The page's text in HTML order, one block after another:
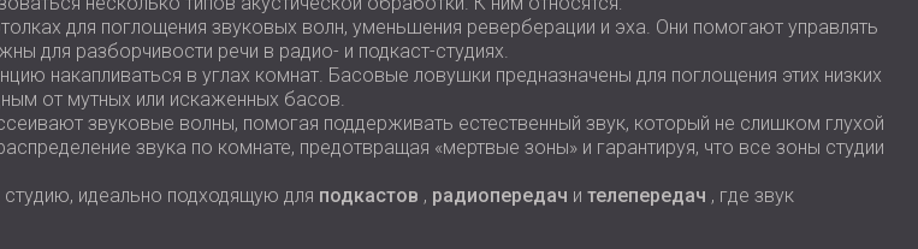
для поглощения звуковых волн, уменьшения реверберации и эха. Они помогают управлять
для разборчивости речи в радио- и подкаст-студиях.
накапливаться в углах комнат. Басовые ловушки предназначены для поглощения этих низких
от мутных или искаженных басов.
звуковые волны, помогая поддерживать естественный звук, который не слишком глухой
звука по комнате, предотвращая «мертвые зоны» и гарантируя, что все зоны студии
идеально подходящую для подкастов , радиопередач и телепередач , где звук